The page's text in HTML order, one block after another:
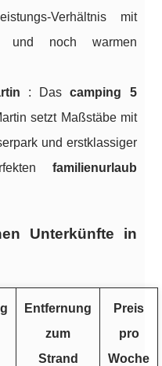
Verhältnis mit
und noch warmen
: Dascamping 5
setzt Maßstäbe mit
und erstklassiger
familienurlaub
Unterkünfte in
Entfernung
zum
Strand
Preis
pro
Woche